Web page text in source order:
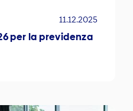
11.12.2025
per la previdenza